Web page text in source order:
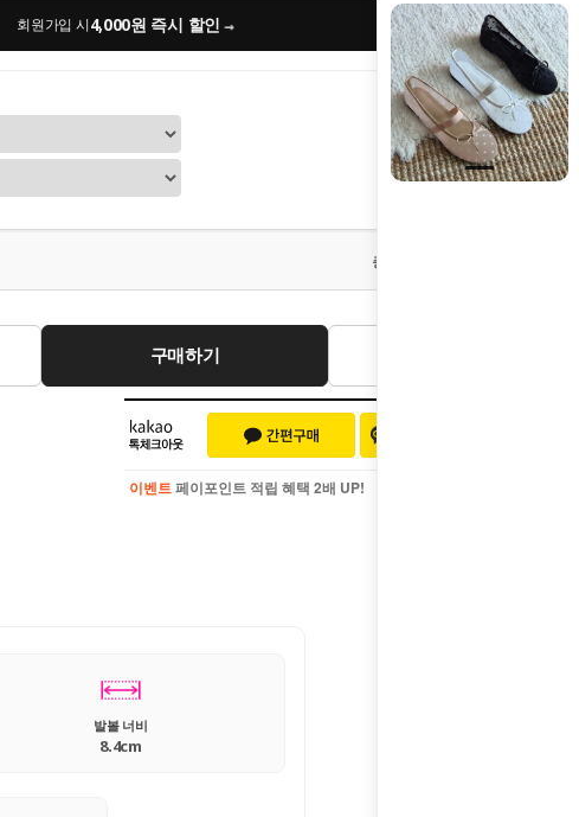
회원가입 시4,000원 즉시 할인 →
총 상품 금액
구매하기
이벤트 페이포인트 적립 혜택 2배 UP!
발볼 너비
8.4cm